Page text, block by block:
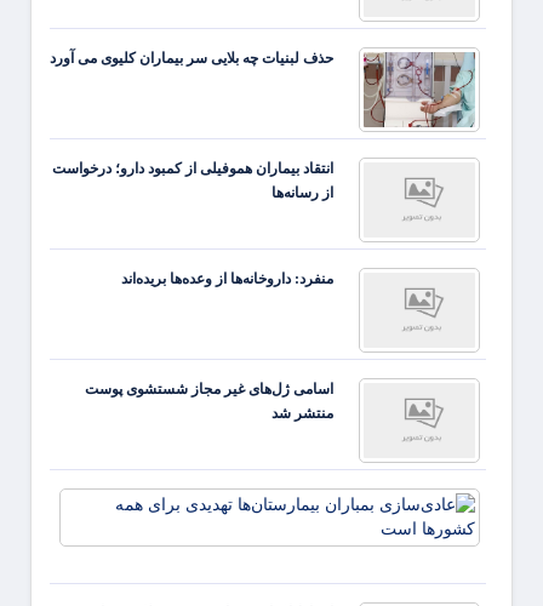
حذف لبنیات چه بلایی سر بیماران کلیوی می آورد
انتقاد بیماران هموفیلی از کمبود دارو؛ درخواست
از رسانه‌ها
منفرد: داروخانه‌ها از وعده‌ها بریده‌اند
اسامی ژل‌های غیر مجاز شستشوی پوست
منتشر شد